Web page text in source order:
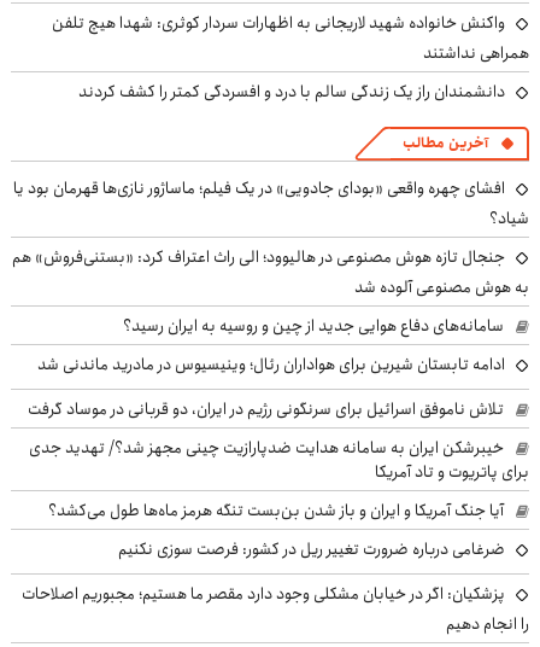
واکنش خانواده شهید لاریجانی به اظهارات سردار کوثری: شهدا هیچ تلفن
همراهی نداشتند
دانشمندان راز یک زندگی سالم با درد و افسردگی کمتر را کشف کردند
آخرین مطالب
افشای چهره واقعی «بودای جادویی» در یک فیلم؛ ماساژور نازی‌ها قهرمان بود یا
شیاد؟
جنجال تازه هوش مصنوعی در هالیوود؛ الی راث اعتراف کرد: «بستنی‌فروش» هم
به هوش مصنوعی آلوده شد
سامانه‌های دفاع هوایی جدید از چین و روسیه به ایران رسید؟
ادامه تابستان شیرین برای هواداران رئال؛ وینیسیوس در مادرید ماندنی شد
تلاش ناموفق اسرائیل برای سرنگونی رژیم در ایران، دو قربانی در موساد گرفت
خیبرشکن ایران به سامانه هدایت ضدپارازیت چینی مجهز شد؟/ تهدید جدی
برای پاتریوت و تاد آمریکا
آیا جنگ آمریکا و ایران و باز شدن بن‌بست تنگه هرمز ماه‌ها طول می‌کشد؟
ضرغامی درباره ضرورت تغییر ریل در کشور: فرصت سوزی نکنیم
پزشکیان: اگر در خیابان مشکلی وجود دارد مقصر ما هستیم؛ مجبوریم اصلاحات
را انجام دهیم